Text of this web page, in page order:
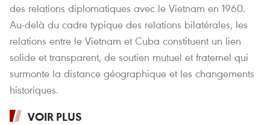
des relations diplomatiques avec le Vietnam en 1960.
Au-delà du cadre typique des relations bilatérales, les
relations entre le Vietnam et Cuba constituent un lien
solide et transparent, de soutien mutuel et fraternel qui
surmonte la distance géographique et les changements
historiques.
VOIR PLUS